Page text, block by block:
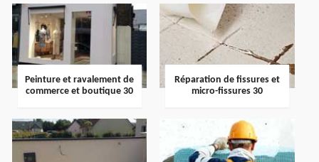
Peinture et ravalement de
commerce et boutique 30
Réparation de fissures et
micro-fissures 30